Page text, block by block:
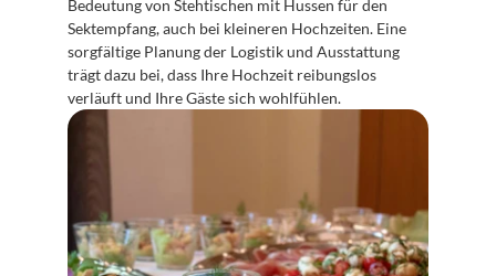
Bedeutung von Stehtischen mit Hussen für den
Sektempfang, auch bei kleineren Hochzeiten. Eine
sorgfältige Planung der Logistik und Ausstattung
trägt dazu bei, dass Ihre Hochzeit reibungslos
verläuft und Ihre Gäste sich wohlfühlen.